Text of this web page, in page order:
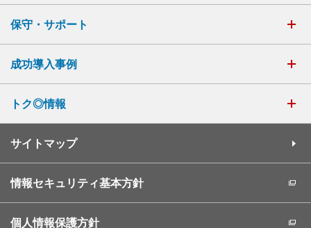
保守・サポート
成功導入事例
トク◎情報
サイトマップ
情報セキュリティ基本方針
個人情報保護方針